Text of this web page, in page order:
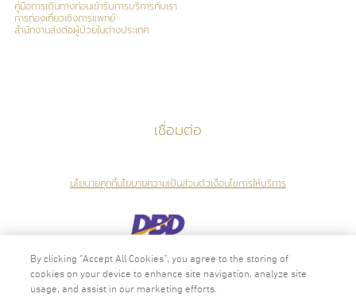
Board certification:
Hormone Management, Sexual Health, Preventive Medicine, LifeStyle
Medicine, Mental Health
ภาษา
คู่มือการเดินทางก่อนเข้ารับการบริการกับเรา
การท่องเที่ยวเชิงการแพทย์
สำนักงานส่งต่อผู้ป่วยในต่างประเทศ
เชื่อมต่อ
นโยบายคุกกี้นโยบายความเป็นส่วนตัวเงื่อนไขการให้บริการ
2024 © ลิขสิทธิ์ ศูนย์ส่งเสริมสุขภาพไวทัลไลฟ์
By clicking “Accept All Cookies”, you agree to the storing of
cookies on your device to enhance site navigation, analyze site
usage, and assist in our marketing efforts.